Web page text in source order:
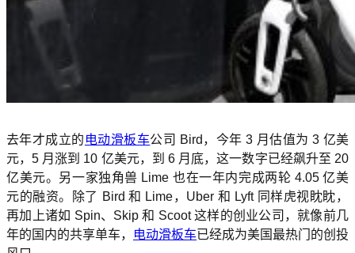
去年才成立的 电动滑板车公司 Bird，今年 3 月估值为 3 亿美
元，5 月涨到 10 亿美元，到 6 月底，这一数字已经飙升至 20
亿美元。另一家独角兽 Lime 也在一年内完成两轮 4.05 亿美
元的融资。除了 Bird 和 Lime，Uber 和 Lyft 同样虎视眈眈，
再加上诸如 Spin、Skip 和 Scoot 这样的创业公司，就像前几
年的国内的共享单车，
电动滑板车已经成为美国最热门的创投